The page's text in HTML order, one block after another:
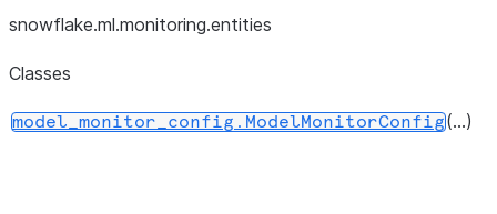
snowflake.ml.monitoring.entities
Classes
model_monitor_config.ModelMonitorConfig(...)